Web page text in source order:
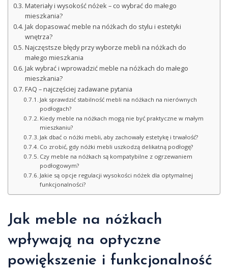
Materiały i wysokość nóżek – co wybrać do małego
mieszkania?
Jak dopasować meble na nóżkach do stylu i estetyki
wnętrza?
Najczęstsze błędy przy wyborze mebli na nóżkach do
małego mieszkania
Jak wybrać i wprowadzić meble na nóżkach do małego
mieszkania?
FAQ – najczęściej zadawane pytania
Jak sprawdzić stabilność mebli na nóżkach na nierównych
podłogach?
Kiedy meble na nóżkach mogą nie być praktyczne w małym
mieszkaniu?
Jak dbać o nóżki mebli, aby zachowały estetykę i trwałość?
Co zrobić, gdy nóżki mebli uszkodzą delikatną podłogę?
Czy meble na nóżkach są kompatybilne z ogrzewaniem
podłogowym?
Jakie są opcje regulacji wysokości nóżek dla optymalnej
funkcjonalności?
Jak meble na nóżkach
wpływają na optyczne
powiększenie i funkcjonalność